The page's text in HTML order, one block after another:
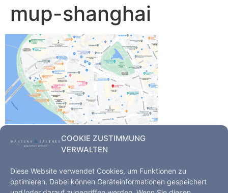
COOKIE ZUSTIMMUNG
VERWALTEN
Diese Website verwendet Cookies, um Funktionen zu
optimieren. Dabei können Geräteinformationen gespeichert
mup-shanghai